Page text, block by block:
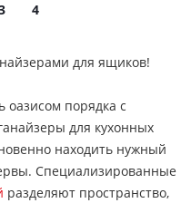
4
для ящиков!
порядка с
для кухонных
находить нужный
Специализированные
разделяют пространство,